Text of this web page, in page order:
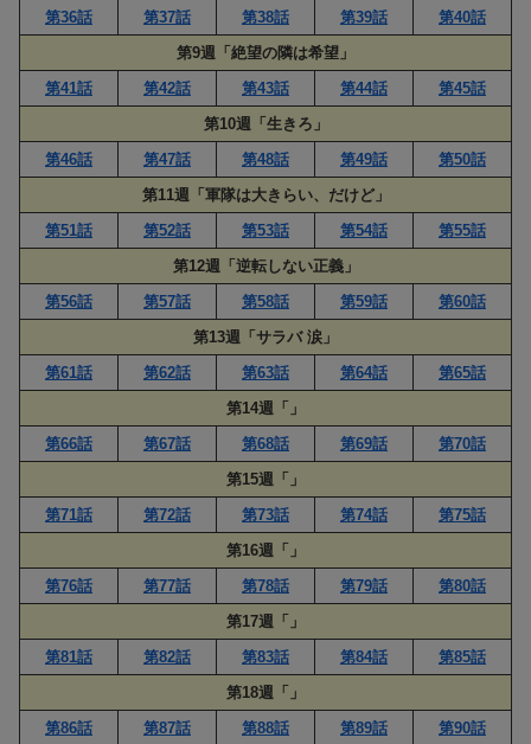
第36話 第37話 第38話 第39話
第40話
第9週「絶望の隣は希望」
第41話
第42話 第43話 第44話
第45話
第10週「生きろ」
第46話
第47話 第48話 第49話
第50話
第11週「軍隊は大きらい、だけど」
第51話
第52話 第53話 第54話
第55話
第12週「逆転しない正義」
第56話
第57話 第58話 第59話
第60話
第13週「サラバ 涙」
第61話
第62話 第63話 第64話
第65話
第14週「」
第66話
第67話 第68話 第69話
第70話
第15週「」
第71話
第72話 第73話 第74話
第75話
第16週「」
第76話
第77話 第78話 第79話
第80話
第17週「」
第81話
第82話 第83話 第84話
第85話
第18週「」
第86話
第87話 第88話 第89話
第90話